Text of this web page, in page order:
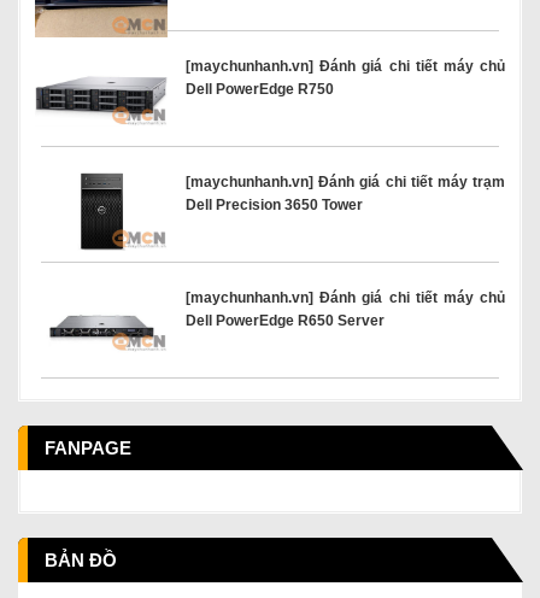
[maychunhanh.vn] Đánh giá chi tiết máy chủ
Dell PowerEdge R750
[maychunhanh.vn] Đánh giá chi tiết máy trạm
Dell Precision 3650 Tower
[maychunhanh.vn] Đánh giá chi tiết máy chủ
Dell PowerEdge R650 Server
FANPAGE
BẢN ĐỒ